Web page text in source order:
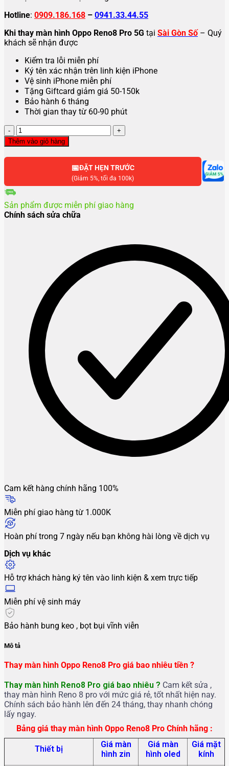
Hotline: 0909.186.168 – 0941.33.44.55
Khi thay màn hình Oppo Reno8 Pro 5G tại Sài Gòn Số– Quý
khách sẽ nhận được
Kiểm tra lỗi miễn phí
Ký tên xác nhận trên linh kiện iPhone
Vệ sinh iPhone miễn phí
Tặng Giftcard giảm giá 50-150k
Bảo hành 6 tháng
Thời gian thay từ 60-90 phút
Thay
màn
hình
Oppo
số
Thêm vào giỏ hàng
📅ĐẶT HẸN TRƯỚC
(Giảm 5%, tối đa 100k)
Sản phẩm được miễn phí giao hàng
Chính sách sửa chữa
Cam kết hàng chính hãng 100%
Miễn phí giao hàng từ 1.000K
Hoàn phí trong 7 ngày nếu bạn không hài lòng về dịch vụ
Dịch vụ khác
Hỗ trợ khách hàng ký tên vào linh kiện & xem trực tiếp
Miễn phí vệ sinh máy
Bảo hành bung keo , bọt bụi vĩnh viễn
Mô tả
Thay màn hình Oppo Reno8 Pro giá bao nhiêu tiền ?
Thay màn hình Reno8 Pro giá bao nhiêu ? Cam kết sửa ,
thay màn hình Reno 8 pro với mức giá rẻ, tốt nhất hiện nay.
Chính sách bảo hành lên đến 24 tháng, thay nhanh chóng
lấy ngay.
Bảng giá thay màn hình Oppo Reno8 Pro Chính hãng :
Thiết bị
Giá màn
hình zin
Giá màn
hình oled
Giá mặt
kính